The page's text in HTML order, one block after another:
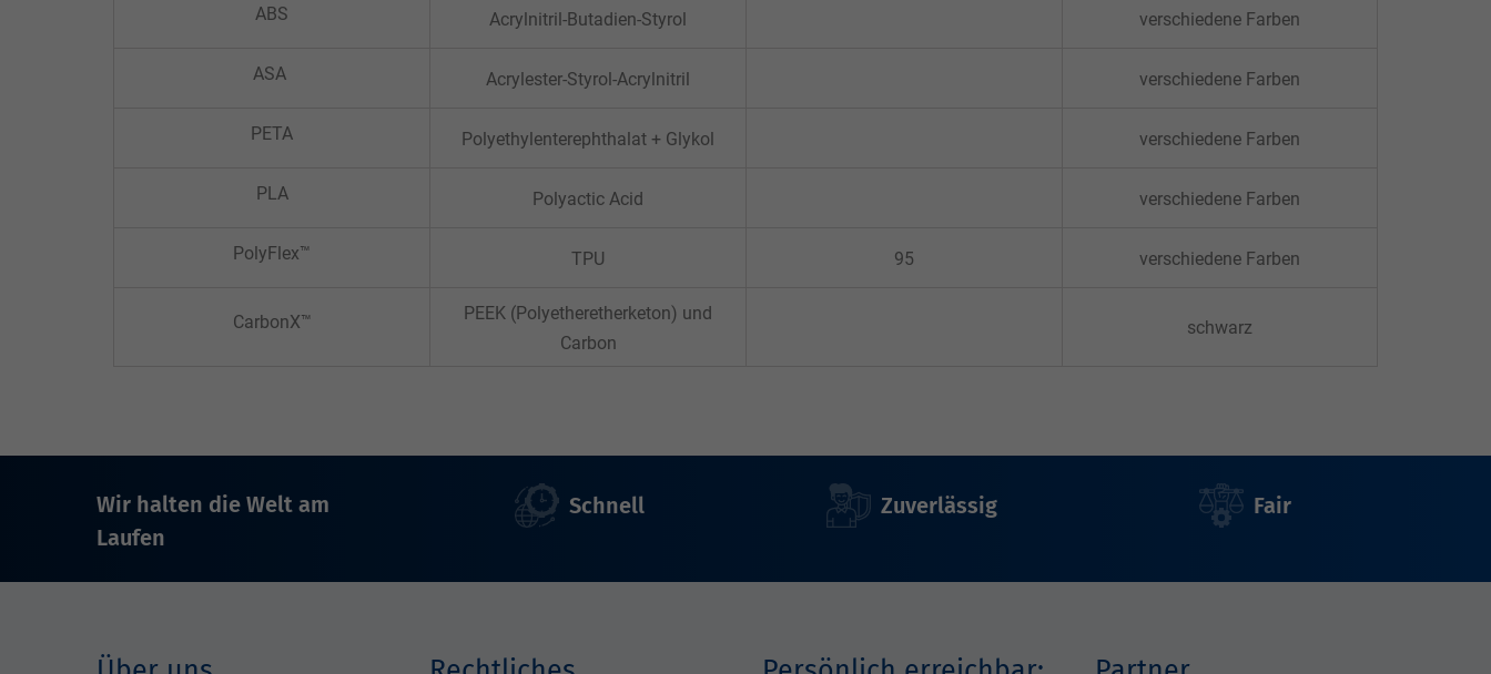
ABS Acrylnitril-Butadien-Styrol verschiedene Farben
ASA Acrylester-Styrol-Acrylnitril verschiedene Farben
PETA Polyethylenterephthalat + Glykol verschiedene Farben
PLA Polyactic Acid verschiedene Farben
PolyFlex™ TPU 95 verschiedene Farben
CarbonX™
PEEK (Polyetheretherketon) und
Carbon
schwarz
Wir halten die Welt am
Laufen
Schnell Zuverlässig Fair